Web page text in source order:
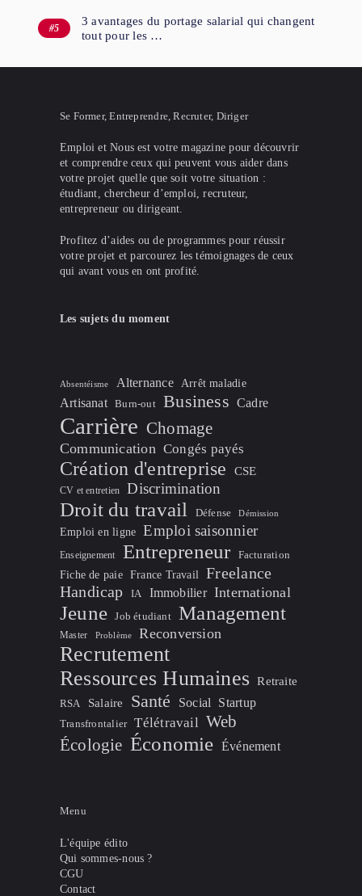
3 avantages du portage salarial qui changent
tout pour les …
Se Former, Entreprendre, Recruter, Diriger
Emploi et Nous est votre magazine pour découvrir
et comprendre ceux qui peuvent vous aider dans
votre projet quelle que soit votre situation :
étudiant, chercheur d’emploi, recruteur,
entrepreneur ou dirigeant.
Profitez d’aides ou de programmes pour réussir
votre projet et parcourez les témoignages de ceux
qui avant vous en ont profité.
Les sujets du moment
Absentéisme Alternance Arrêt maladie
Artisanat Burn-out Business Cadre
Carrière Chomage
Communication Congés payés
Création d'entreprise CSE
CV et entretien Discrimination
Droit du travail Défense Démission
Emploi en ligne Emploi saisonnier
Enseignement Entrepreneur Facturation
Fiche de paie France Travail Freelance
Handicap
IA Immobilier International
Jeune Job étudiant Management
Master Problème Reconversion
Recrutement
Ressources Humaines Retraite
RSA Salaire Santé Social Startup
Transfrontalier Télétravail Web
Écologie Économie Événement
Menu
L'équipe édito
Qui sommes-nous ?
CGU
Contact